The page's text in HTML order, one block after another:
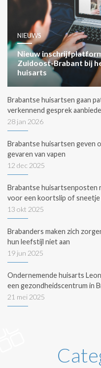
NIEUWS
Nieuw
Zuidoost-Brabant bij
huisarts
Brabantse huisartsen gaan
verkennend gesprek
28 jan 2026
Brabantse huisartsen geven
gevaren van vapen
12 dec 2025
Brabantse huisartsenposten
voor een koortslip of sneetje
13 okt 2025
Brabanders maken zich
hun leefstijl niet aan
19 jun 2025
Ondernemende huisarts
een gezondheidscentrum in
21 mei 2025